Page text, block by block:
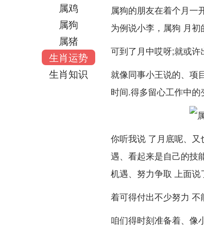
属鸡
属狗
属猪
生肖运势
生肖知识
属狗的朋友在着个月
为例说小李，属狗 月初
可到了月中哎呀;就或许
就像同事小王说的、项
时间.得多留心工作中
你听我说 了月底呢、
遇、看起来是自己的技
机遇、努力争取 上面说
着可得付出不少努力 不
咱们得时刻准备着、像